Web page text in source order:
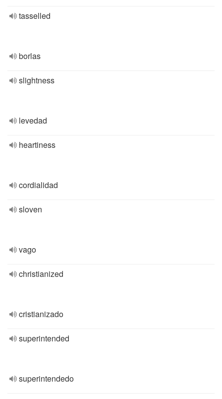
tasselled
borlas
slightness
levedad
heartiness
cordialidad
sloven
vago
christianized
cristianizado
superintended
superintendedo